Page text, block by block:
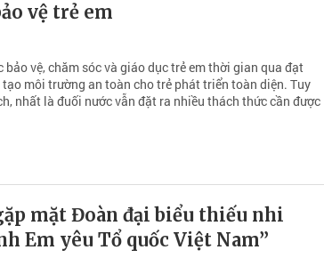
vệ trẻ em
bảo vệ, chăm sóc và giáo dục trẻ em thời gian qua đạt
môi trường an toàn cho trẻ phát triển toàn diện. Tuy
nhất là đuối nước vẫn đặt ra nhiều thách thức cần được
mặt Đoàn đại biểu thiếu nhi
Em yêu Tổ quốc Việt Nam”